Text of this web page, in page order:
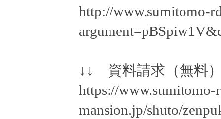
http://www.sumitomo-
↓↓ 資料請求（無料
https://www.sumitomo-
mansion.jp/shuto/